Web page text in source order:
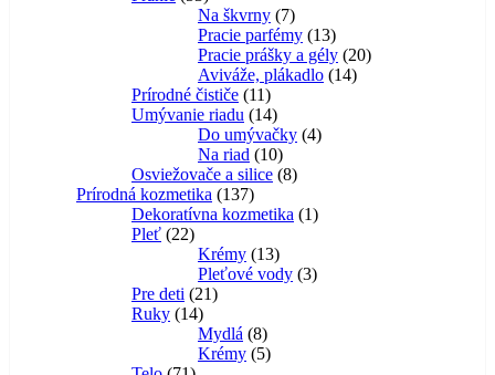
Na škvrny 7
Pracie parfémy 13
Pracie prášky a gély 20
Aviváže, plákadlo 14
Prírodné čističe 11
Umývanie riadu
14
Do umývačky 4
Na riad
10
Osviežovače a silice 8
Prírodná kozmetika
137
Dekoratívna kozmetika
1
Pleť 22
Krémy 13
Pleťové vody 3
Pre deti
21
Ruky 14
Mydlá 8
Krémy 5